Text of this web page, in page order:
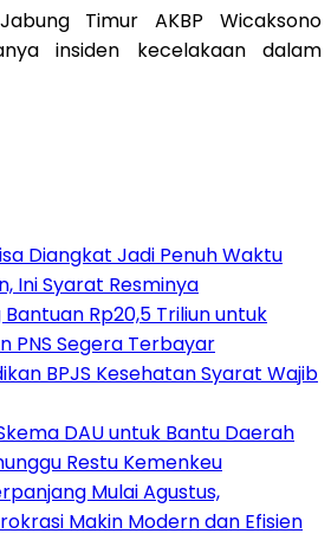
Timur AKBP Wicaksono
insiden kecelakaan dalam
Diangkat Jadi Penuh Waktu
Ini Syarat Resminya
Bantuan Rp20,5 Triliun untuk
PNS Segera Terbayar
BPJS Kesehatan Syarat Wajib
DAU untuk Bantu Daerah
Restu Kemenkeu
Mulai Agustus,
Makin Modern dan Efisien